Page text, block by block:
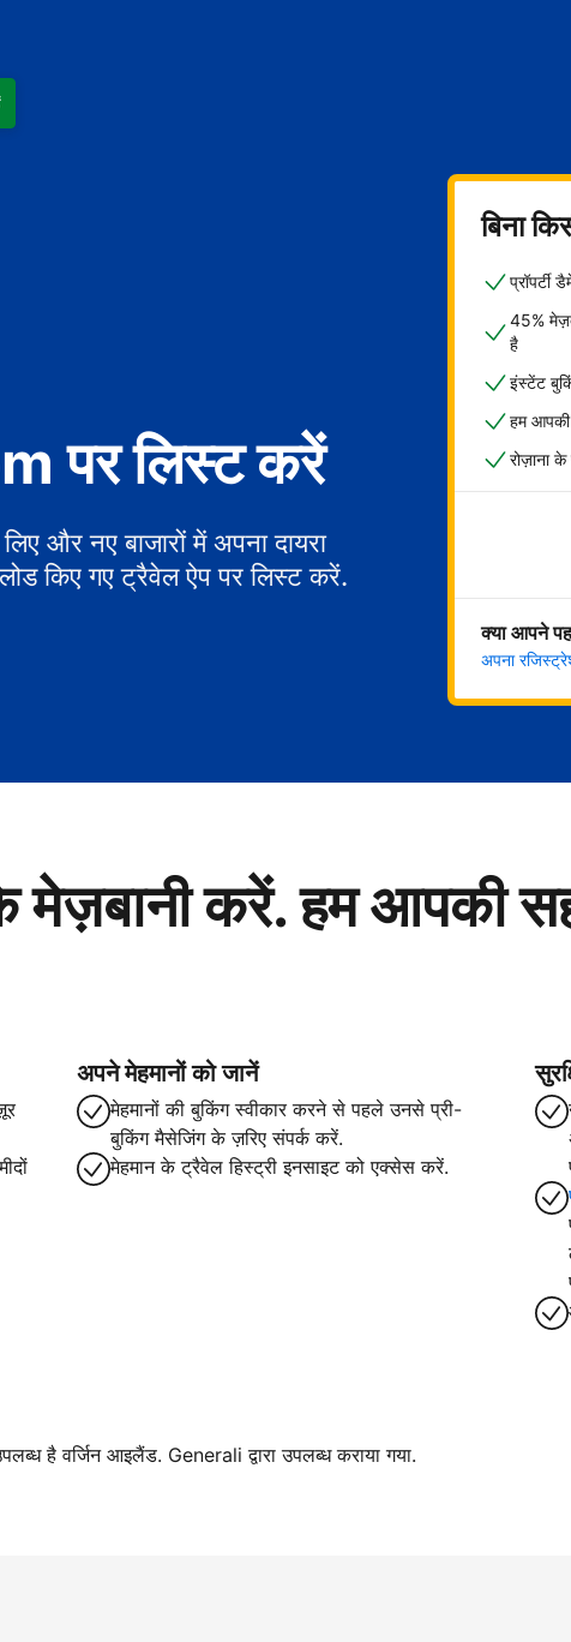
पर लिस्ट करें
और नए बाजारों में अपना दायरा
किए गए ट्रैवेल ऐप पर लिस्ट करें.
बिना
45%
है
इंस्टेंट
हम आपकी
रोज़ाना
क्या आपने
अपना
मेज़बानी करें. हम आपकी
अपने मेहमानों को जानें
मेहमानों की बुकिंग स्वीकार करने से पहले उनसे प्री-
बुकिंग मैसेजिंग के ज़रिए संपर्क करें.
मेहमान के ट्रैवेल हिस्ट्री इनसाइट को एक्सेस करें.
है वर्जिन आइलैंड. Generali द्वारा उपलब्ध कराया गया.